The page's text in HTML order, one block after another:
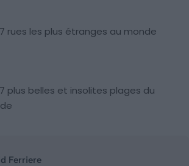
rues les plus étranges au monde
plus belles et insolites plages du
Ferriere